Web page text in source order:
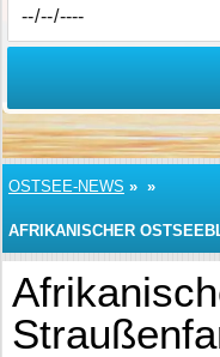
OSTSEE-NEWS » »
AFRIKANISCHER
OHENFELDE